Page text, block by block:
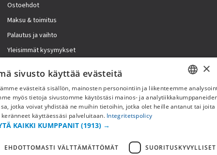
Ostoehdot
Maksu & toimitus
Palautus ja vaihto
Yleisimmät kysymykset
Lisää meistä
Yritystiedot
FI
×
sivusto käyttää evästeitä
evästeitä sisällön, mainosten personointiin ja liikenteemme
myös tietoja sivustomme käytöstäsi mainos- ja
jotka voivat yhdistää ne muihin tietoihin, jotka olet heille antanut tai joita
keränneet käyttäessäsi palveluitaan. Integritetspolicy
KAIKKI KUMPPANIT (1913) →
EHDOTTOMASTI VÄLTTÄMÄTTÖMÄT SUORITUSKYVYLLISET